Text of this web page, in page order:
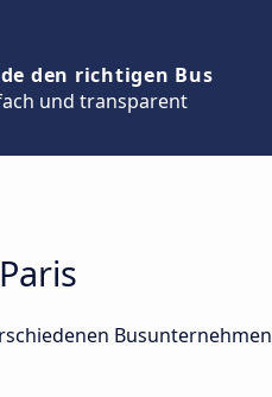
den richtigen Bus
und transparent
Busunternehmen